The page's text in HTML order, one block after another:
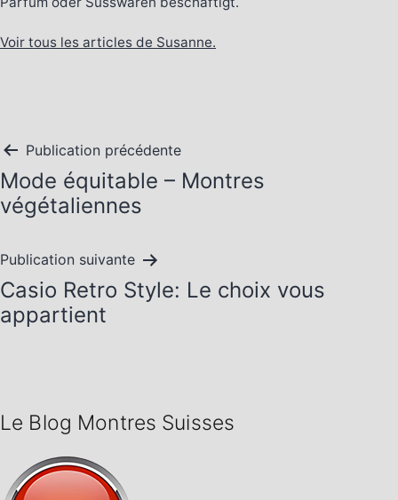
Voir tous les articles de Susanne.
Navigation
de
Publication précédente
Mode équitable – Montres
végétaliennes
Publication suivante
Casio Retro Style: Le choix vous
appartient
Le Blog Montres Suisses